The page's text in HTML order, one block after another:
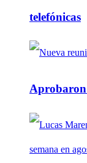
telefónicas